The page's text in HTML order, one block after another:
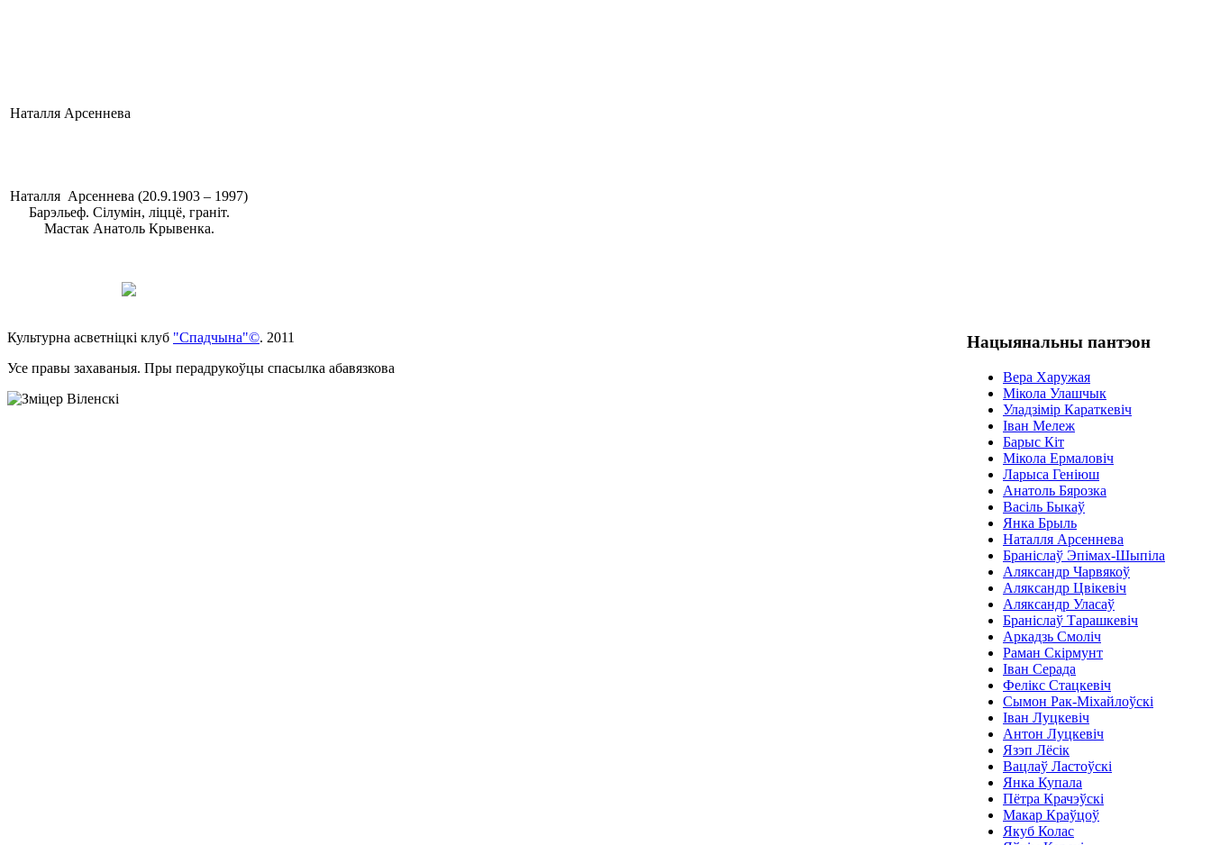
Наталля Арсеннева
Наталля Арсеннева (20.9.1903 – 1997)
Барэльеф. Сілумін, ліццё, граніт.
Мастак Анатоль Крывенка.
Нацыянальны пантэон
Вера Харужая
Мікола Улашчык
Уладзімір Караткевіч
Іван Мележ
Барыс Кіт
Мікола Ермаловіч
Ларыса Геніюш
Анатоль Бярозка
Васіль Быкаў
Янка Брыль
Наталля Арсеннева
Браніслаў Эпімах-Шыпіла
Аляксандр Чарвякоў
Аляксандр Цвікевіч
Аляксандр Уласаў
Браніслаў Тарашкевіч
Аркадзь Смоліч
Раман Скірмунт
Іван Серада
Фелікс Стацкевіч
Сымон Рак-Міхайлоўскі
Іван Луцкевіч
Антон Луцкевіч
Язэп Лёсік
Вацлаў Ластоўскі
Янка Купала
Пётра Крачэўскі
Макар Краўцоў
Якуб Колас
Культурна асветнiцкi клуб "Спадчына"©. 2011
Усе правы захаваныя. Пры перадрукоўцы спасылка абавязкова